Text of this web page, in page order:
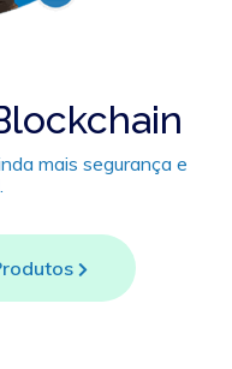
mais segurança e